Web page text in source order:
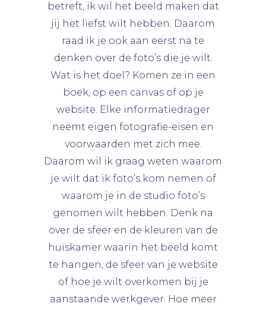
betreft, ik wil het beeld maken dat
jij het liefst wilt hebben. Daarom
raad ik je ook aan eerst na te
denken over de foto’s die je wilt.
Wat is het doel? Komen ze in een
boek, op een canvas of op je
website. Elke informatiedrager
neemt eigen fotografie-eisen en
voorwaarden met zich mee.
Daarom wil ik graag weten waarom
je wilt dat ik foto’s kom nemen of
waarom je in de studio foto’s
genomen wilt hebben. Denk na
over de sfeer en de kleuren van de
huiskamer waarin het beeld komt
te hangen, de sfeer van je website
of hoe je wilt overkomen bij je
aanstaande werkgever. Hoe meer